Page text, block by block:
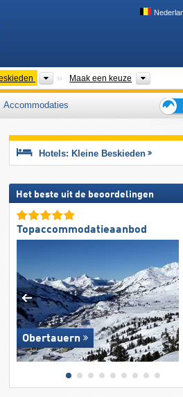
Bergketens
Maak een keuze
Accommodaties
voor
Hotels: Kleine Beskieden
Het beste uit de beoordelingen
Topaccommodatieaanbod
Obertauern